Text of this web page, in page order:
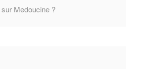
sur Medoucine ?